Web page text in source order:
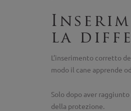
la
L’inserimento corretto
modo il cane apprende
Solo dopo aver
della protezione.